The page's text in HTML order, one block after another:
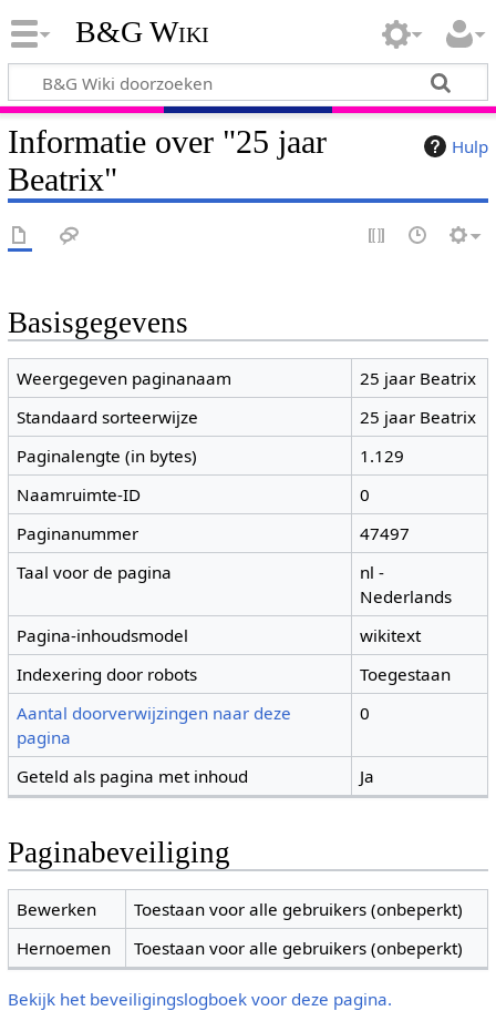
B&G Wiki
Hulp
Informatie over "25 jaar
Beatrix"
Basisgegevens
Weergegeven paginanaam
25 jaar Beatrix
Standaard sorteerwijze
25 jaar Beatrix
Paginalengte (in bytes)
1.129
Naamruimte-ID
0
Paginanummer
47497
Taal voor de pagina
nl -
Nederlands
Pagina-inhoudsmodel
wikitext
Indexering door robots
Toegestaan
Aantal doorverwijzingen naar deze
pagina
0
Geteld als pagina met inhoud Ja
Paginabeveiliging
Bewerken
Toestaan voor alle gebruikers (onbeperkt)
Hernoemen
Toestaan voor alle gebruikers (onbeperkt)
Bekijk het beveiligingslogboek voor deze pagina.